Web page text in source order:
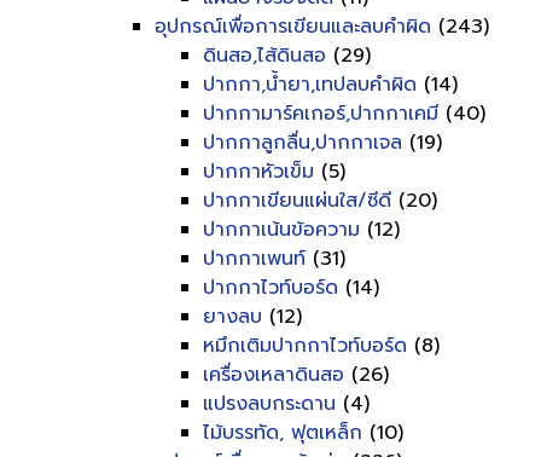
อุปกรณ์เพื่อการเขียนและลบคำผิด (243)
ดินสอ,ไส้ดินสอ (29)
ปากกา,น้ำยา,เทปลบคำผิด (14)
ปากกามาร์คเกอร์,ปากกาเคมี (40)
ปากกาลูกลื่น,ปากกาเจล (19)
ปากกาหัวเข็ม (5)
ปากกาเขียนแผ่นใส/ซีดี (20)
ปากกาเน้นข้อความ (12)
ปากกาเพนท์ (31)
ปากกาไวท์บอร์ด (14)
ยางลบ (12)
หมึกเติมปากกาไวท์บอร์ด (8)
เครื่องเหลาดินสอ (26)
แปรงลบกระดาน (4)
ไม้บรรทัด, ฟุตเหล็ก (10)